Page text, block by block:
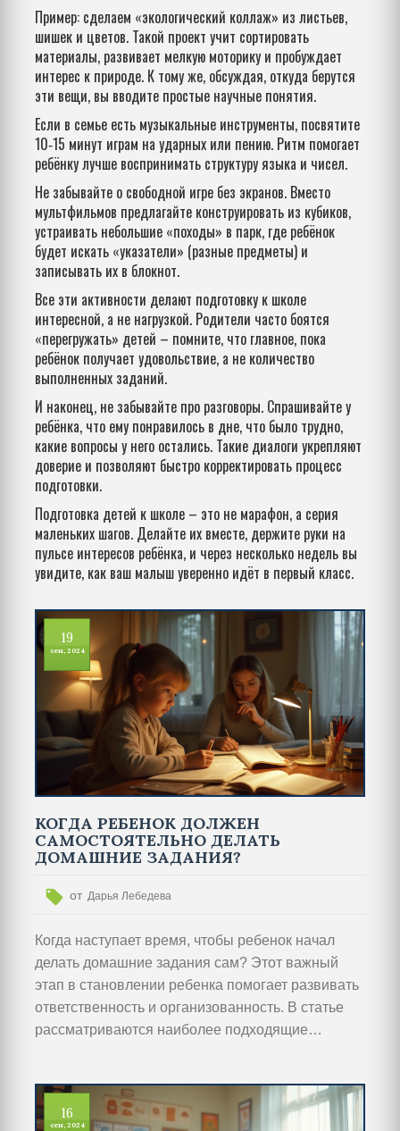
Пример: сделаем «экологический коллаж» из листьев,
шишек и цветов. Такой проект учит сортировать
материалы, развивает мелкую моторику и пробуждает
интерес к природе. К тому же, обсуждая, откуда берутся
эти вещи, вы вводите простые научные понятия.
Если в семье есть музыкальные инструменты, посвятите
10‑15 минут играм на ударных или пению. Ритм помогает
ребёнку лучше воспринимать структуру языка и чисел.
Не забывайте о свободной игре без экранов. Вместо
мультфильмов предлагайте конструировать из кубиков,
устраивать небольшие «походы» в парк, где ребёнок
будет искать «указатели» (разные предметы) и
записывать их в блокнот.
Все эти активности делают подготовку к школе
интересной, а не нагрузкой. Родители часто боятся
«перегружать» детей – помните, что главное, пока
ребёнок получает удовольствие, а не количество
выполненных заданий.
И наконец, не забывайте про разговоры. Спрашивайте у
ребёнка, что ему понравилось в дне, что было трудно,
какие вопросы у него остались. Такие диалоги укрепляют
доверие и позволяют быстро корректировать процесс
подготовки.
Подготовка детей к школе – это не марафон, а серия
маленьких шагов. Делайте их вместе, держите руки на
пульсе интересов ребёнка, и через несколько недель вы
увидите, как ваш малыш уверенно идёт в первый класс.
19
сен, 2024
КОГДА РЕБЕНОК ДОЛЖЕН
САМОСТОЯТЕЛЬНО ДЕЛАТЬ
ДОМАШНИЕ ЗАДАНИЯ?
от Дарья Лебедева
Когда наступает время, чтобы ребенок начал
делать домашние задания сам? Этот важный
этап в становлении ребенка помогает развивать
ответственность и организованность. В статье
рассматриваются наиболее подходящие
заданий, и даются полезные советы для
родителей.
16
сен, 2024